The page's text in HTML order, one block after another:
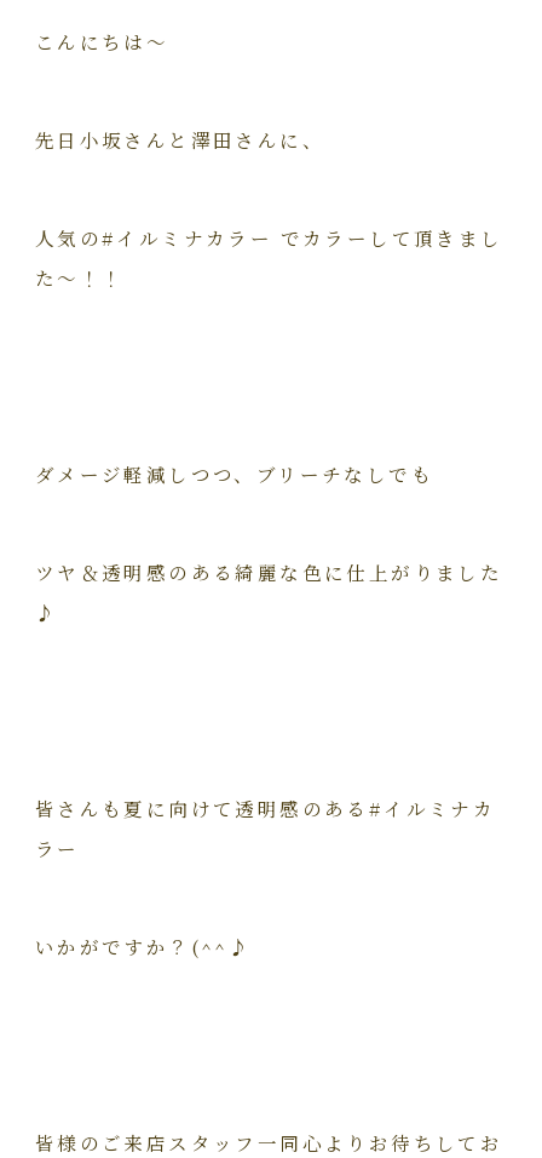
こんにちは～
先日小坂さんと澤田さんに、
人気の#イルミナカラー でカラーして頂きまし
た〜！！
ダメージ軽減しつつ、ブリーチなしでも
ツヤ＆透明感のある綺麗な色に仕上がりました
♪
皆さんも夏に向けて透明感のある#イルミナカ
ラー
いかがですか？(^^♪
皆様のご来店スタッフ一同心よりお待ちしてお